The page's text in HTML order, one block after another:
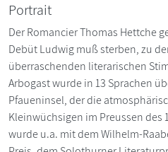
Portrait
Der Romancier Thomas Hettche
Debüt Ludwig muß sterben, zu
überraschenden literarischen
Arbogast wurde in 13 Sprachen
Pfaueninsel, der die
Kleinwüchsigen im Preussen des
wurde u.a. mit dem Wilhelm-